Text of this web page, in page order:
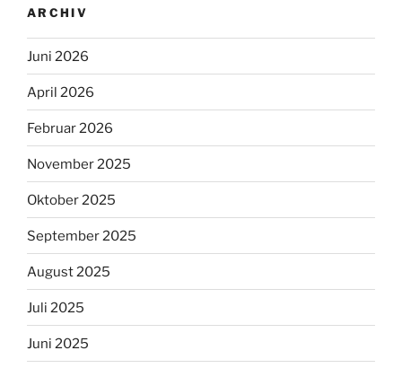
ARCHIV
Juni 2026
April 2026
Februar 2026
November 2025
Oktober 2025
September 2025
August 2025
Juli 2025
Juni 2025